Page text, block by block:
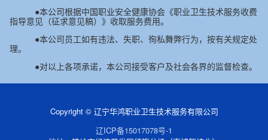
●本公司根据中国职业安全健康协会《职业卫生技术服务收费
指导意见（征求意见稿）》收取服务费用。
●本公司员工如有违法、失职、徇私舞弊行为，按有关规定处
理。
●对以上各项承诺，本公司接受客户及社会各界的监督检查。
Copyright © 辽宁华鸿职业卫生技术服务有限公司
辽ICP备15017078号-1